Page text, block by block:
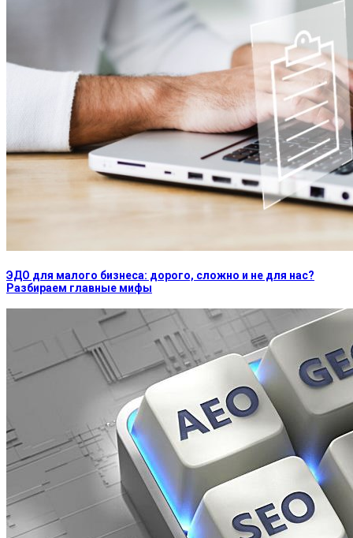
ЭДО для малого бизнеса: дорого, сложно и не для нас?
Разбираем главные мифы